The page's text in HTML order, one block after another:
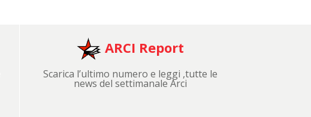
ARCI Report
Scarica l’ultimo numero e leggi ,tutte le
news del settimanale Arci